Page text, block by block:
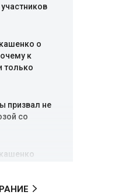
о
к
только
призвал не
со